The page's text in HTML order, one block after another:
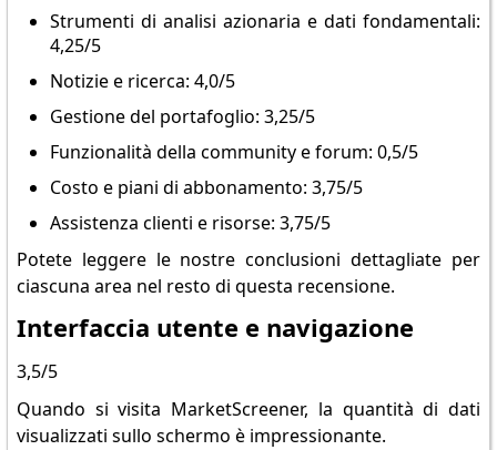
Strumenti di analisi azionaria e dati fondamentali:
4,25/5
Notizie e ricerca: 4,0/5
Gestione del portafoglio: 3,25/5
Funzionalità della community e forum: 0,5/5
Costo e piani di abbonamento: 3,75/5
Assistenza clienti e risorse: 3,75/5
Potete leggere le nostre conclusioni dettagliate per
ciascuna area nel resto di questa recensione.
Interfaccia utente e navigazione
3,5/5
Quando si visita MarketScreener, la quantità di dati
visualizzati sullo schermo è impressionante.